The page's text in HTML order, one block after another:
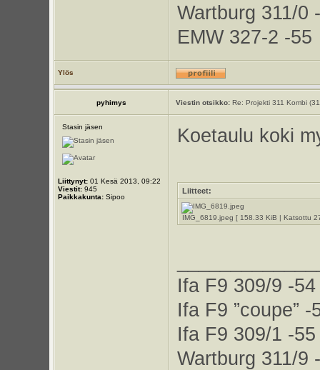
Wartburg 311/0
EMW 327-2 -55
Ylös
pyhimys Viestin otsikko:Re: Projekti 311 Kombi
Stasin jäsen
Liittynyt:01 Kesä 2013, 09:22
Viestit:945
Paikkakunta:Sipoo
Koetaulu koki
Liitteet:
IMG_6819.jpeg [ 158.33 KiB | Katsottu
Ifa F9 309/9 -54
Ifa F9 ”coupe” -
Ifa F9 309/1 -55
Wartburg 311/9